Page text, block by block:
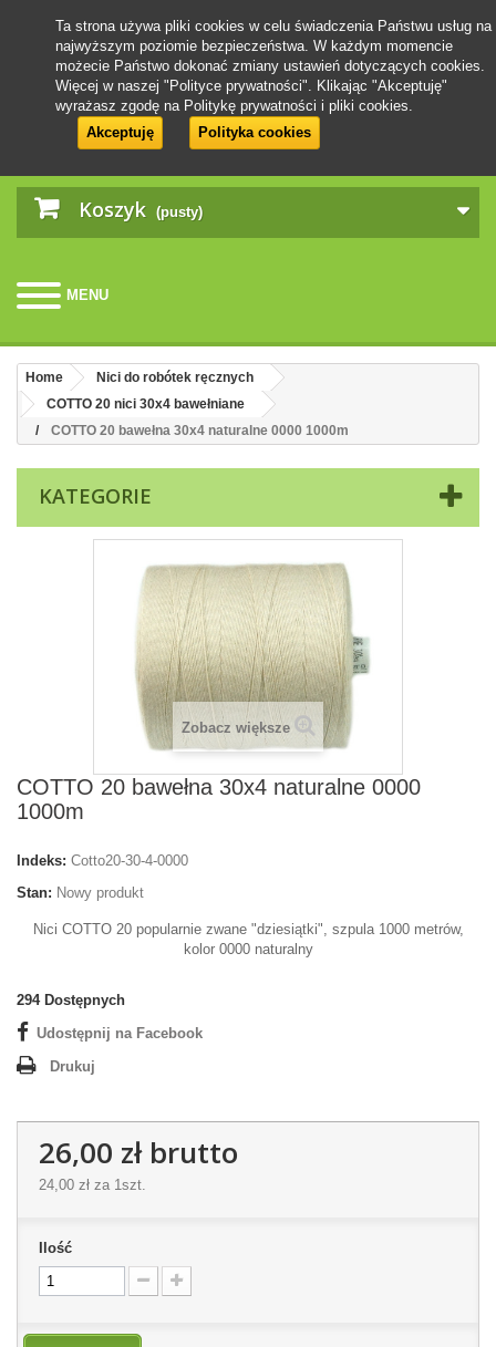
Koszyk (pusty)
MENU
Ta strona używa pliki cookies w celu świadczenia Państwu usług na
najwyższym poziomie bezpieczeństwa. W każdym momencie
możecie Państwo dokonać zmiany ustawień dotyczących cookies.
Więcej w naszej "Polityce prywatności". Klikając "Akceptuję"
wyrażasz zgodę na Politykę prywatności i pliki cookies.
Akceptuję
Polityka cookies
Home
Nici do robótek ręcznych
COTTO 20 nici 30x4 bawełniane
COTTO 20 bawełna 30x4 naturalne 0000 1000m
KATEGORIE
Zobacz większe
COTTO 20 bawełna 30x4 naturalne 0000
1000m
Indeks: Cotto20-30-4-0000
Stan: Nowy produkt
Nici COTTO 20 popularnie zwane "dziesiątki", szpula 1000 metrów,
kolor 0000 naturalny
294 Dostępnych
Udostępnij na Facebook
Drukuj
26,00 złbrutto
24,00 zł za 1szt.
Ilość